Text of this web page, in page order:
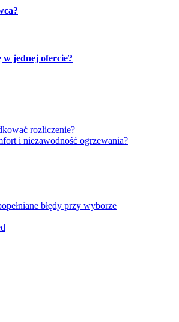
jednej ofercie?
rozliczenie?
i niezawodność ogrzewania?
błędy przy wyborze